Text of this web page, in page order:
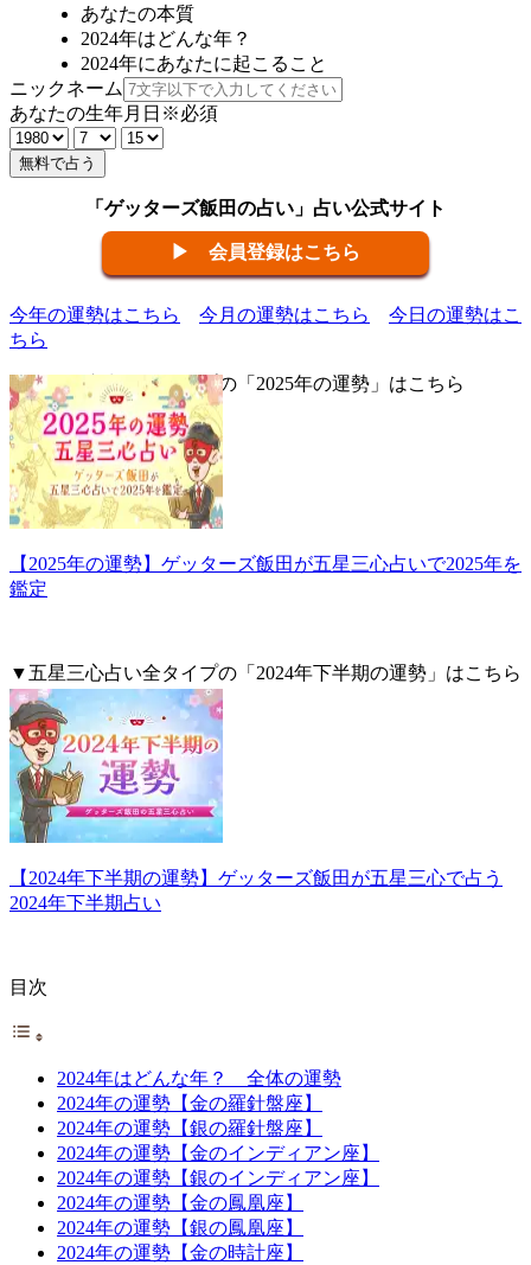
あなたの本質
2024年はどんな年？
2024年にあなたに起こること
ニックネーム
あなたの生年月日 ※必須
無料で占う
「ゲッターズ飯田の占い」占い公式サイト
▶ 会員登録はこちら
今年の運勢はこちら 今月の運勢はこちら
今日の運勢はこ
ちら
▼五星三心占い全タイプの「2025年の運勢」はこちら
【2025年の運勢】ゲッターズ飯田が五星三心占いで2025年を
鑑定
▼五星三心占い全タイプの「2024年下半期の運勢」はこちら
から
【2024年下半期の運勢】ゲッターズ飯田が五星三心で占う
2024年下半期占い
目次
2024年はどんな年？ 全体の運勢
2024年の運勢【金の羅針盤座】
2024年の運勢【銀の羅針盤座】
2024年の運勢【金のインディアン座】
2024年の運勢【銀のインディアン座】
2024年の運勢【金の鳳凰座】
2024年の運勢【銀の鳳凰座】
2024年の運勢【金の時計座】